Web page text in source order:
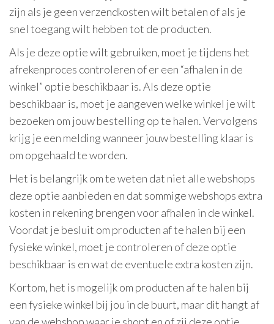
zijn als je geen verzendkosten wilt betalen of als je
snel toegang wilt hebben tot de producten.
Als je deze optie wilt gebruiken, moet je tijdens het
afrekenproces controleren of er een “afhalen in de
winkel” optie beschikbaar is. Als deze optie
beschikbaar is, moet je aangeven welke winkel je wilt
bezoeken om jouw bestelling op te halen. Vervolgens
krijg je een melding wanneer jouw bestelling klaar is
om opgehaald te worden.
Het is belangrijk om te weten dat niet alle webshops
deze optie aanbieden en dat sommige webshops extra
kosten in rekening brengen voor afhalen in de winkel.
Voordat je besluit om producten af te halen bij een
fysieke winkel, moet je controleren of deze optie
beschikbaar is en wat de eventuele extra kosten zijn.
Kortom, het is mogelijk om producten af te halen bij
een fysieke winkel bij jou in de buurt, maar dit hangt af